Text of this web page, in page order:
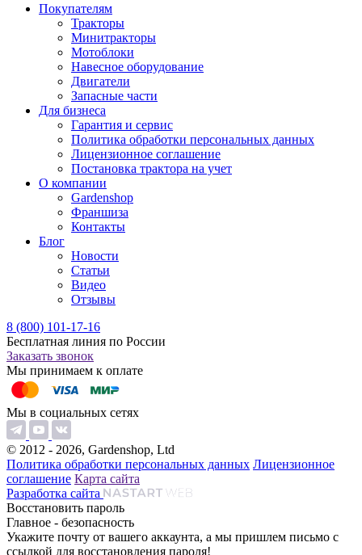
Покупателям
Тракторы
Минитракторы
Мотоблоки
Навесное оборудование
Двигатели
Запасные части
Для бизнеса
Гарантия и сервис
Политика обработки персональных данных
Лицензионное соглашение
Постановка трактора на учет
О компании
Gardenshop
Франшиза
Контакты
Блог
Новости
Статьи
Видео
Отзывы
8 (800) 101-17-16
Бесплатная линия по России
Заказать звонок
Мы принимаем к оплате
Мы в социальных сетях
© 2012 - 2026, Gardenshop, Ltd
Политика обработки персональных данных Лицензионное
соглашение Карта сайта
Разработка сайта
Восстановить пароль
Главное - безопасность
Укажите почту от вашего аккаунта, а мы пришлем письмо с
ссылкой для восстановления пароля!